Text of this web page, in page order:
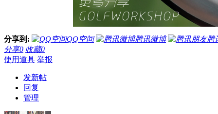
分享到: QQ空间 腾讯微博
腾
分享0 收藏0
使用道具 举报
发新帖
回复
管理